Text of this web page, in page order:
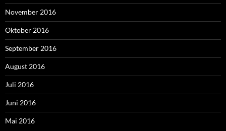
November 2016
Oktober 2016
September 2016
August 2016
Juli 2016
Juni 2016
Mai 2016